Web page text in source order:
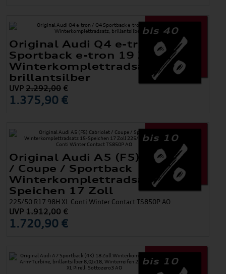
bis 40
Original Audi Q4 e-tron / Q4
Sportback e-tron 19 Zoll
Winterkomplettradsatz,
brillantsilber
UVP2.292,00 €
1.375,90 €
bis 10
Original Audi A5 (F5) Cabriolet
/ Coupe / Sportback
Winterkomplettradsatz 15-
Speichen 17 Zoll
225/50 R17 98H XL Conti Winter Contact TS850P AO
UVP1.912,00 €
1.720,90 €
bis 10